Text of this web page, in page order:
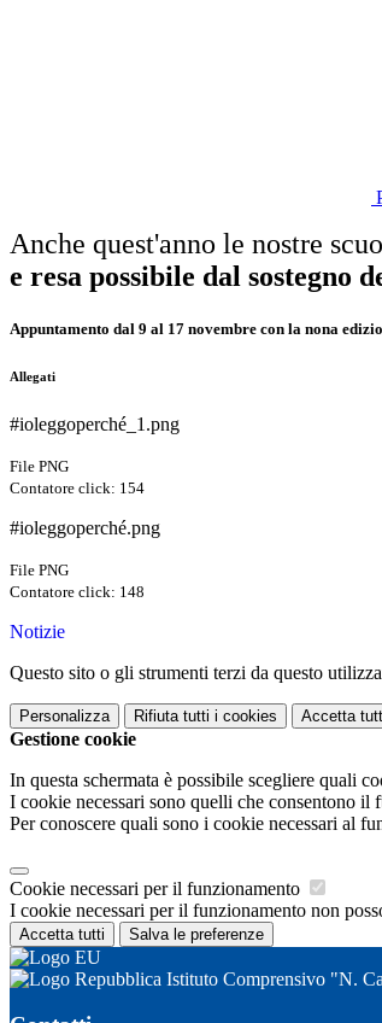
Anche quest'anno le nostre
e resa possibile dal
Appuntamento dal 9 al 17 novembre con la nona
Allegati
#ioleggoperché_1.png
File PNG
Contatore click: 154
#ioleggoperché.png
File PNG
Contatore click: 148
Notizie
Questo sito o gli strumenti terzi da questo
Personalizza Rifiuta tutti i cookies Accetta
Gestione cookie
In questa schermata è possibile scegliere quali
I cookie necessari sono quelli che consentono
Per conoscere quali sono i cookie necessari al
Cookie necessari per il funzionamento
I cookie necessari per il funzionamento non
Accetta tutti Salva le preferenze
Istituto Comprensivo "N.